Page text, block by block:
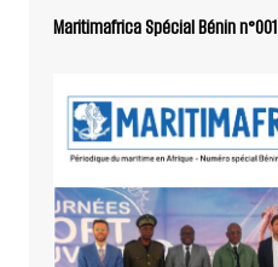
Maritimafrica Spécial Bénin n°001